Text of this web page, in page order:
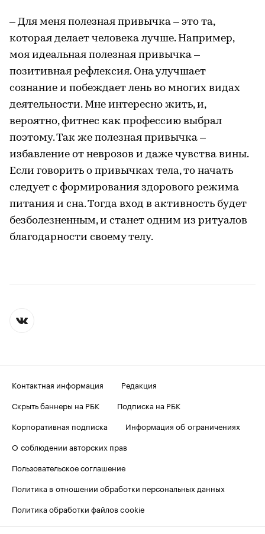
– Для меня полезная привычка – это та,
которая делает человека лучше. Например,
моя идеальная полезная привычка –
позитивная рефлексия. Она улучшает
сознание и побеждает лень во многих видах
деятельности. Мне интересно жить, и,
вероятно, фитнес как профессию выбрал
поэтому. Так же полезная привычка –
избавление от неврозов и даже чувства вины.
Если говорить о привычках тела, то начать
следует с формирования здорового режима
питания и сна. Тогда вход в активность будет
безболезненным, и станет одним из ритуалов
благодарности своему телу.
Контактная информация
Редакция
Скрыть баннеры на РБК
Подписка на РБК
Корпоративная подписка
Информация об ограничениях
О соблюдении авторских прав
Пользовательское соглашение
Политика в отношении обработки персональных данных
Политика обработки файлов cookie